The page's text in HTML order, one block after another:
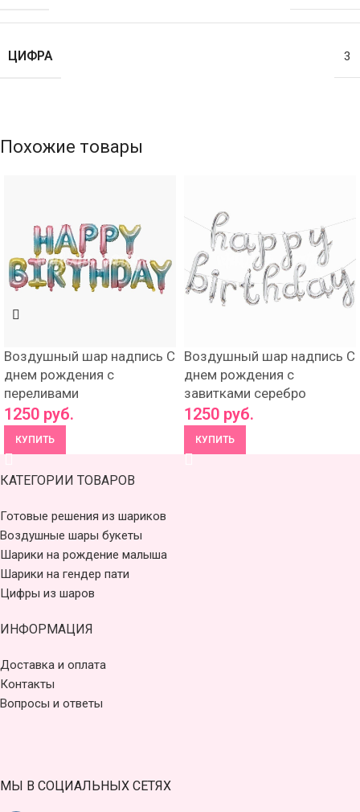
ЦИФРА 3
Похожие товары
Воздушный шар надпись С
днем рождения с
переливами
1250 руб.
КУПИТЬ
Воздушный шар надпись С
днем рождения с
завитками серебро
1250 руб.
КУПИТЬ
КАТЕГОРИИ ТОВАРОВ
Готовые решения из шариков
Воздушные шары букеты
Шарики на рождение малыша
Шарики на гендер пати
Цифры из шаров
ИНФОРМАЦИЯ
Доставка и оплата
Контакты
Вопросы и ответы
МЫ В СОЦИАЛЬНЫХ СЕТЯХ